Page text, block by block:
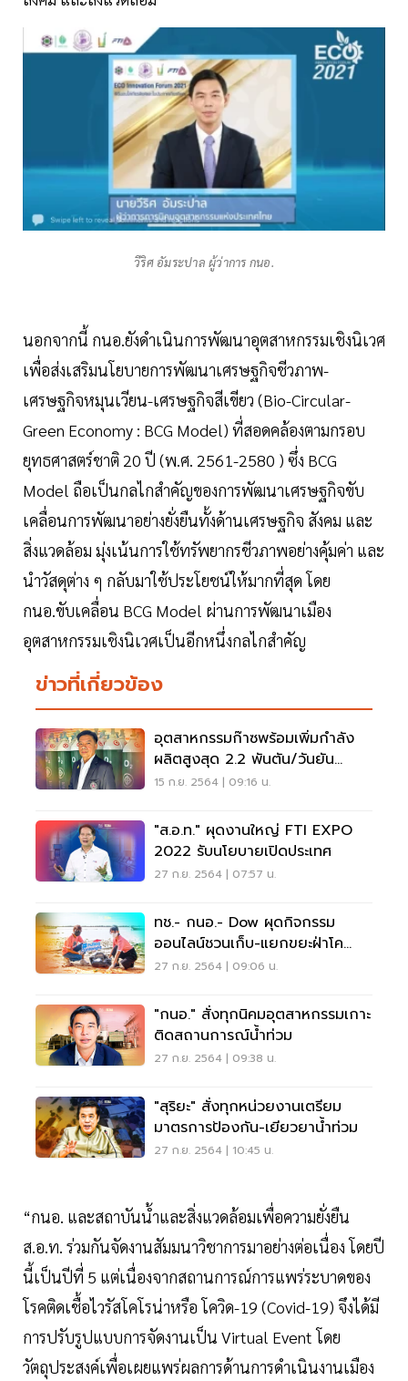
วีริศ อัมระปาล ผู้ว่าการ กนอ.
นอกจากนี้ กนอ.ยังดำเนินการพัฒนาอุตสาหกรรมเชิงนิเวศ
เพื่อส่งเสริมนโยบายการพัฒนาเศรษฐกิจชีวภาพ-
เศรษฐกิจหมุนเวียน-เศรษฐกิจสีเขียว (Bio-Circular-
Green Economy : BCG Model) ที่สอดคล้องตามกรอบ
ยุทธศาสตร์ชาติ 20 ปี (พ.ศ. 2561-2580 ) ซึ่ง BCG
Model ถือเป็นกลไกสำคัญของการพัฒนาเศรษฐกิจขับ
เคลื่อนการพัฒนาอย่างยั่งยืนทั้งด้านเศรษฐกิจ สังคม และ
สิ่งแวดล้อม มุ่งเน้นการใช้ทรัพยากรชีวภาพอย่างคุ้มค่า และ
นำวัสดุต่าง ๆ กลับมาใช้ประโยชน์ให้มากที่สุด โดย
กนอ.ขับเคลื่อน BCG Model ผ่านการพัฒนาเมือง
อุตสาหกรรมเชิงนิเวศเป็นอีกหนึ่งกลไกสำคัญ
ข่าวที่เกี่ยวข้อง
อุตสาหกรรมก๊าซพร้อมเพิ่มกำลัง
ผลิตสูงสุด 2.2 พันตัน/วันยัน
ออกซิเจนไม่ขาด
15 ก.ย. 2564 | 09:16 น.
"ส.อ.ท." ผุดงานใหญ่ FTI EXPO
2022 รับนโยบายเปิดประเทศ
27 ก.ย. 2564 | 07:57 น.
ทช.- กนอ.- Dow ผุดกิจกรรม
ออนไลน์ชวนเก็บ-แยกขยะฝ่าโค
วิด-19
27 ก.ย. 2564 | 09:06 น.
"กนอ." สั่งทุกนิคมอุตสาหกรรมเกาะ
ติดสถานการณ์น้ำท่วม
27 ก.ย. 2564 | 09:38 น.
"สุริยะ" สั่งทุกหน่วยงานเตรียม
มาตรการป้องกัน-เยียวยาน้ำท่วม
27 ก.ย. 2564 | 10:45 น.
“กนอ. และสถาบันน้ำและสิ่งแวดล้อมเพื่อความยั่งยืน
ส.อ.ท. ร่วมกันจัดงานสัมมนาวิชาการมาอย่างต่อเนื่อง โดยปี
นี้เป็นปีที่ 5 แต่เนื่องจากสถานการณ์การแพร่ระบาดของ
โรคติดเชื้อไวรัสโคโรน่าหรือ โควิด-19 (Covid-19) จึงได้มี
การปรับรูปแบบการจัดงานเป็น Virtual Event โดย
วัตถุประสงค์เพื่อเผยแพร่ผลการด้านการดำเนินงานเมือง